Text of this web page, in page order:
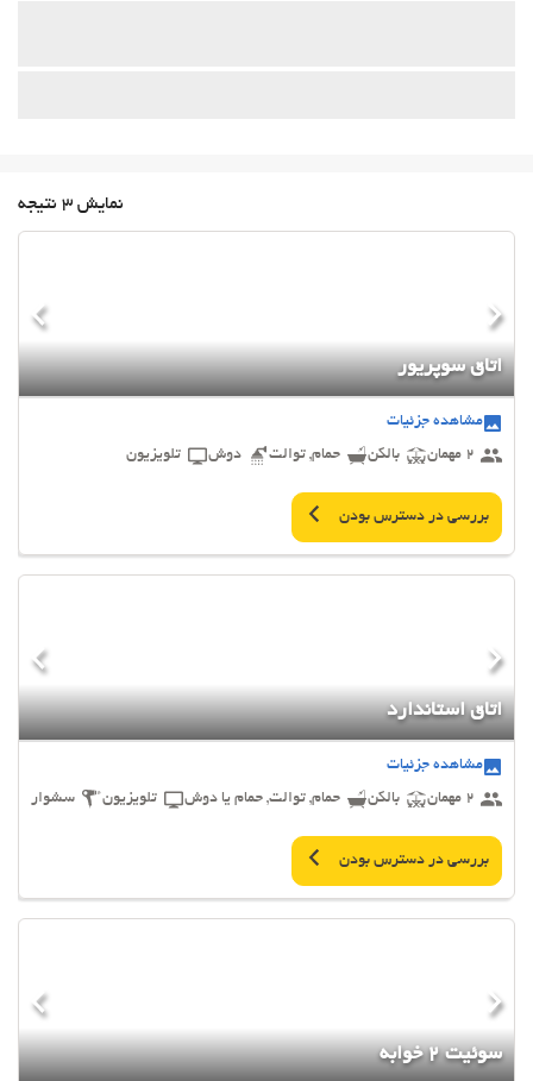
نمایش 3 نتیجه
اتاق سوپریور
مشاهده جزئیات
2 مهمان
بالکن حمام, توالت دوش تلویزیون
بررسی در دسترس بودن
اتاق استاندارد
مشاهده جزئیات
2 مهمان
بالکن حمام, توالت, حمام یا دوش تلویزیون سشوار
بررسی در دسترس بودن
سوئیت 2 خوابه